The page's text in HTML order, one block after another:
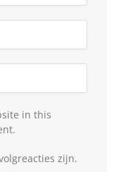
in this
zijn.